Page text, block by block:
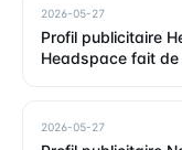
2026-05-27
Profil publicitaire
Headspace fait
2026-05-27